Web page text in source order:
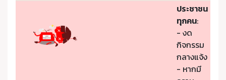
ประชาชน
ทุกคน:
- งด
กิจกรรม
กลางแจ้ง
- หากมี